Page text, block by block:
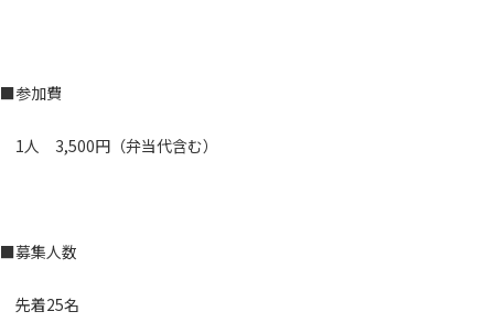
■参加費
1人 3,500円（弁当代含む）
■募集人数
先着25名